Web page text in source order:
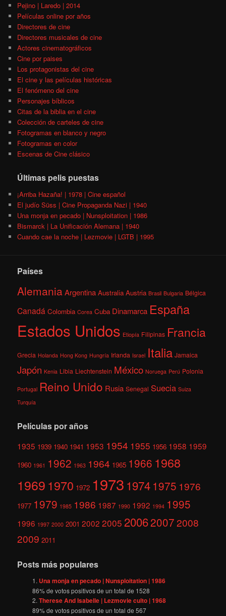
Pejino | Laredo | 2014
Películas online por años
Directores de cine
Directores musicales de cine
Actores cinematográficos
Cine por paises
Los protagonistas del cine
El cine y las películas históricas
El fenómeno del cine
Personajes bíblicos
Citas de la biblia en el cine
Colección de carteles de cine
Fotogramas en blanco y negro
Fotogramas en color
Escenas de Cine clásico
Últimas pelis puestas
¡Arriba Hazaña! | 1978 | Cine español
El judío Süss | Cine Propaganda Nazi | 1940
Una monja en pecado | Nunsploitation | 1986
Bismarck | La Unificación Alemana | 1940
Cuando cae la noche | Lezmovie | LGTB | 1995
Países
AlemaniaArgentina Australia Austria Brasil Bulgaria Bélgica
Canadá Colombia Corea Cuba Dinamarca España
Estados Unidos Etiopía Filipinas Francia
Grecia Holanda Hong Kong Hungría Irlanda Israel Italia Jamaica
Japón Kenia Libia Liechtenstein México Noruega Perú Polonia
Portugal Reino Unido Rusia Senegal Suecia Suiza
Turquía
Películas por años
1935 1939 1940 1941 1953 1954 1955 1956 1958 1959
1960 1961 1962 1963 1964 1965 1966 1968
1969 1970 1972 1973 1974 1975 1976
1977 1979 1985 1986 1987 1990 1992 1994 1995
1996 1997 2000 2001 2002 2005 200620072008
2009 2011
Posts más populares
Una monja en pecado | Nunsploitation | 1986
86% de votos positivos de un total de 1528
Therese And Isabelle | Lezmovie culto | 1968
89% de votos positivos de un total de567